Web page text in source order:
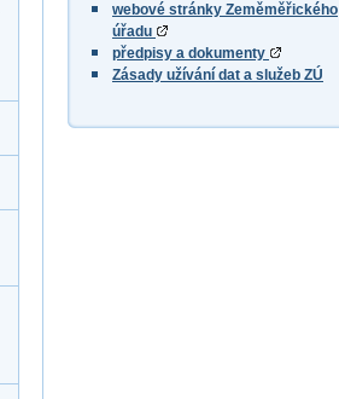
webové stránky Zeměměřického
úřadu
předpisy a dokumenty
Zásady užívání dat a služeb ZÚ